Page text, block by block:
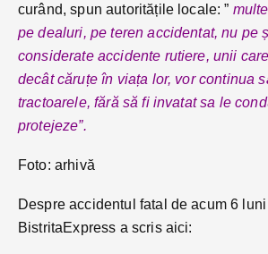
curând, spun autoritățile locale: ”
pe dealuri, pe teren accidentat, nu pe
considerate accidente rutiere, unii
decât căruțe în viața lor, vor continua
tractoarele, fără să fi invatat sa le
protejeze”.
Foto: arhivă
Despre accidentul fatal de acum 6
BistritaExpress a scris aici: